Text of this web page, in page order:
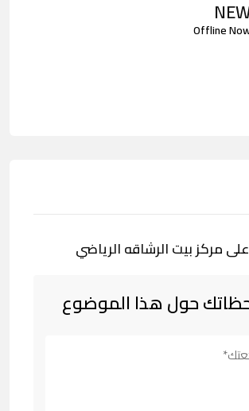
Offline
مركز بيت الرشاقه الرياضي
حول هذا الموضوع